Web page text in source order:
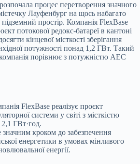
процес перетворення значного
Лауфенбург на щось набагато
простір. Компанія FlexBase
потокової редокс-батареї в кантоні
кінцевої місткості зберігання
потужності понад 1,2 ГВт. Такий
порівнює з потужністю АЕС
FlexBase реалізує проєкт
системи у світі з місткістю
2,1 ГВт·год.
кроком до забезпечення
енергетики в умовах мінливого
енергії.